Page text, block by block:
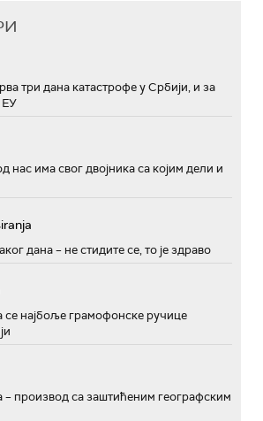
три дана катастрофе у Србији, и за
ЕУ
нас има свог двојника са којим дели и
дана – не стидите се, то је здраво
се најбоље грамофонске ручице
производ са заштићеним географским